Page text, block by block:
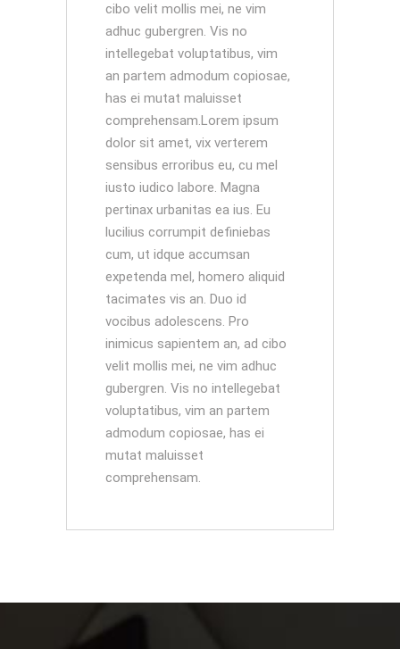
cibo velit mollis mei, ne vim
adhuc gubergren. Vis no
intellegebat voluptatibus, vim
an partem admodum copiosae,
has ei mutat maluisset
comprehensam.Lorem ipsum
dolor sit amet, vix verterem
sensibus erroribus eu, cu mel
iusto iudico labore. Magna
pertinax urbanitas ea ius. Eu
lucilius corrumpit definiebas
cum, ut idque accumsan
expetenda mel, homero aliquid
tacimates vis an. Duo id
vocibus adolescens. Pro
inimicus sapientem an, ad cibo
velit mollis mei, ne vim adhuc
gubergren. Vis no intellegebat
voluptatibus, vim an partem
admodum copiosae, has ei
mutat maluisset
comprehensam.